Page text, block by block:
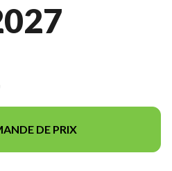
DE PRIX